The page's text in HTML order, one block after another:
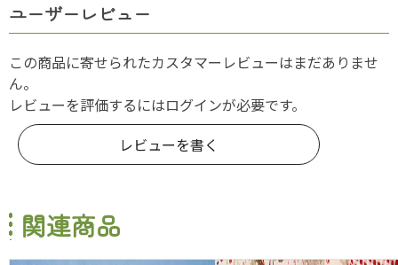
ユーザーレビュー
この商品に寄せられたカスタマーレビューはまだありませ
ん。
レビューを評価するにはログインが必要です。
レビューを書く
関連商品